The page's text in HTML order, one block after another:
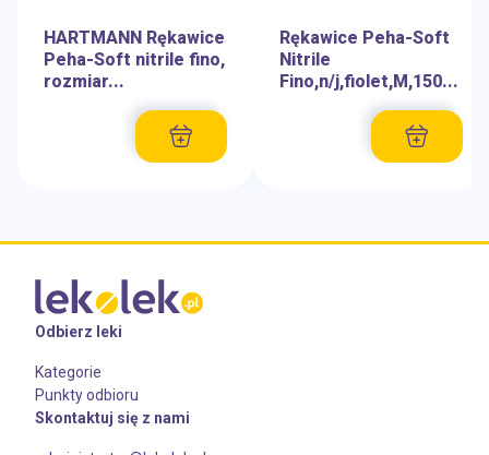
HARTMANN Rękawice
Peha-Soft nitrile fino,
rozmiar...
Rękawice Peha-Soft
Nitrile
Fino,n/j,fiolet,M,150...
Odbierz leki
Kategorie
Punkty odbioru
Skontaktuj się z nami